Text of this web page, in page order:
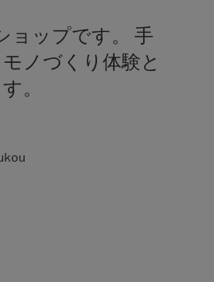
ョップです。 手
ノづくり体験と
。